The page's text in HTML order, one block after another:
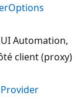
Automation,
client (proxy)